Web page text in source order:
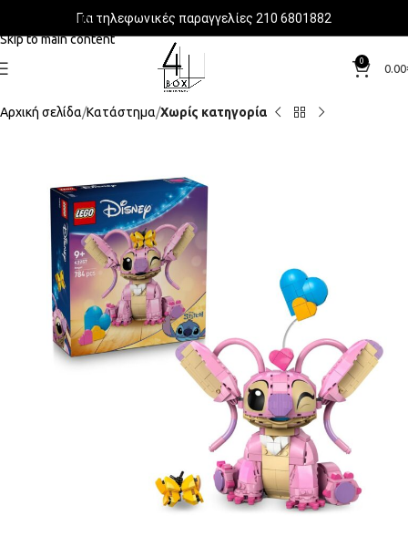
Skip to navigation
Skip to main content
Για τηλεφωνικές παραγγελίες 210 6801882
0
0.00
Αρχική σελίδα Κατάστημα Χωρίς κατηγορία